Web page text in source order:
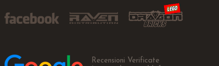
Recensioni Verificate